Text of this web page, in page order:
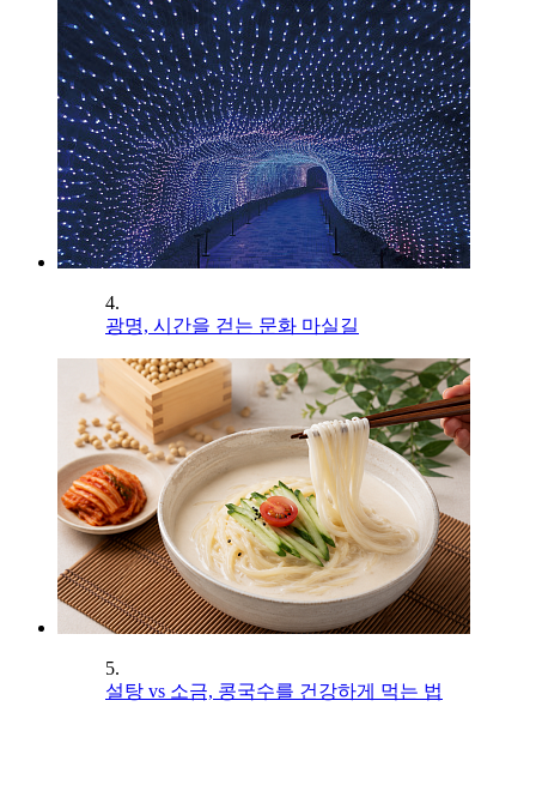
4.
광명, 시간을 걷는 문화 마실길
5.
설탕 vs 소금, 콩국수를 건강하게 먹는 법